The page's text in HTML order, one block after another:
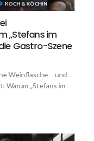
KOCH & KÖCHIN
„Stefans im
Gastro-Szene
Weinflasche – und
Warum „Stefans im